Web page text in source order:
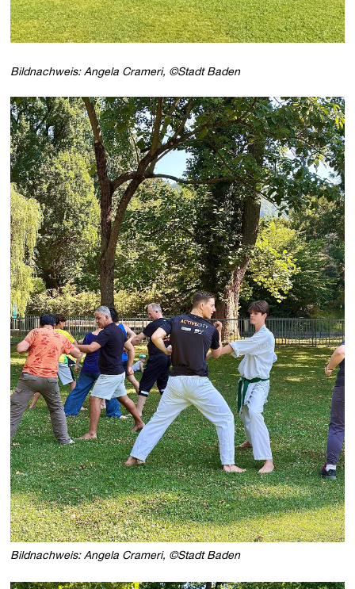
Bildnachweis: Angela Crameri, ©Stadt Baden
Bildnachweis: Angela Crameri, ©Stadt Baden